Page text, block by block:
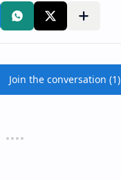
Join the conversation (1)